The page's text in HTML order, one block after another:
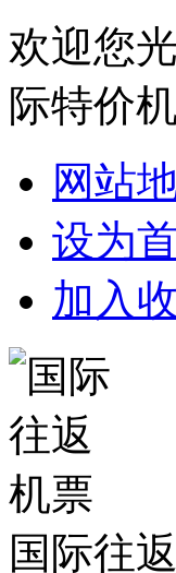
欢迎您
际特价机
网站
设为
加入
国际往